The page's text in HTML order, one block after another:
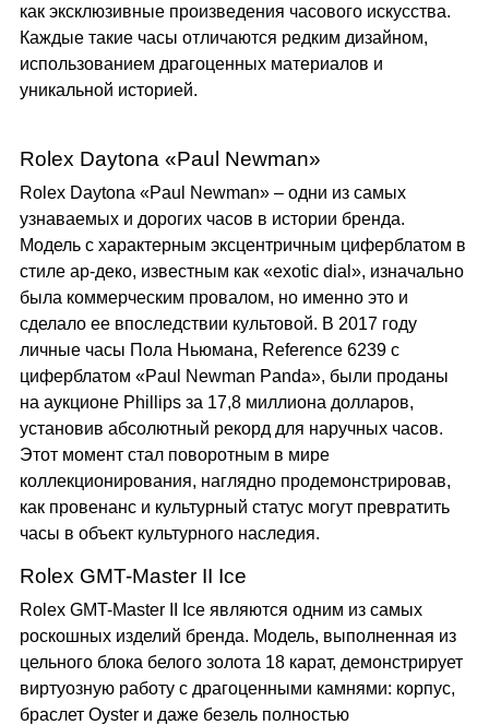
как эксклюзивные произведения часового искусства.
Каждые такие часы отличаются редким дизайном,
использованием драгоценных материалов и
уникальной историей.
Rolex Daytona «Paul Newman»
Rolex Daytona «Paul Newman» – одни из самых
узнаваемых и дорогих часов в истории бренда.
Модель с характерным эксцентричным циферблатом в
стиле ар-деко, известным как «exotic dial», изначально
была коммерческим провалом, но именно это и
сделало ее впоследствии культовой. В 2017 году
личные часы Пола Ньюмана, Reference 6239 с
циферблатом «Paul Newman Panda», были проданы
на аукционе Phillips за 17,8 миллиона долларов,
установив абсолютный рекорд для наручных часов.
Этот момент стал поворотным в мире
коллекционирования, наглядно продемонстрировав,
как провенанс и культурный статус могут превратить
часы в объект культурного наследия.
Rolex GMT-Master II Ice
Rolex GMT-Master II Ice являются одним из самых
роскошных изделий бренда. Модель, выполненная из
цельного блока белого золота 18 карат, демонстрирует
виртуозную работу с драгоценными камнями: корпус,
браслет Oyster и даже безель полностью